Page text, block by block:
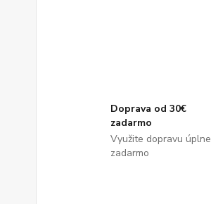
Doprava od 30€
zadarmo
Využite dopravu úplne
zadarmo